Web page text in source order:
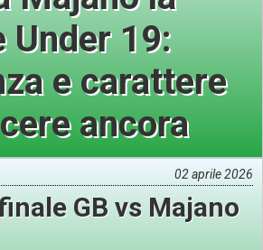
Under 19:
e carattere
ancora
02 aprile 2026
GB vs Majano